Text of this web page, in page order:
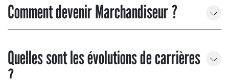
Comment devenir Marchandiseur ?
Quelles sont les évolutions de carrières
?